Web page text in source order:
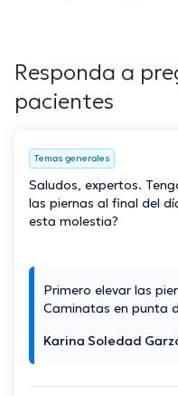
Responda a
pacientes
Temas generales
Saludos, expertos.
las piernas al final del
esta molestia?
Primero elevar las
Caminatas en punta
Karina Soledad